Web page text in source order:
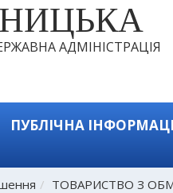
АДМІНІСТРАЦІЯ
ПУБЛІЧНА
ТОВАРИСТВО З